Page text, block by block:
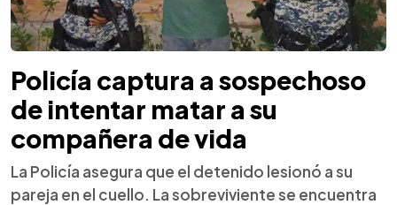
Policía captura a sospechoso
de intentar matar a su
compañera de vida
La Policía asegura que el detenido lesionó a su
pareja en el cuello. La sobreviviente se encuentra